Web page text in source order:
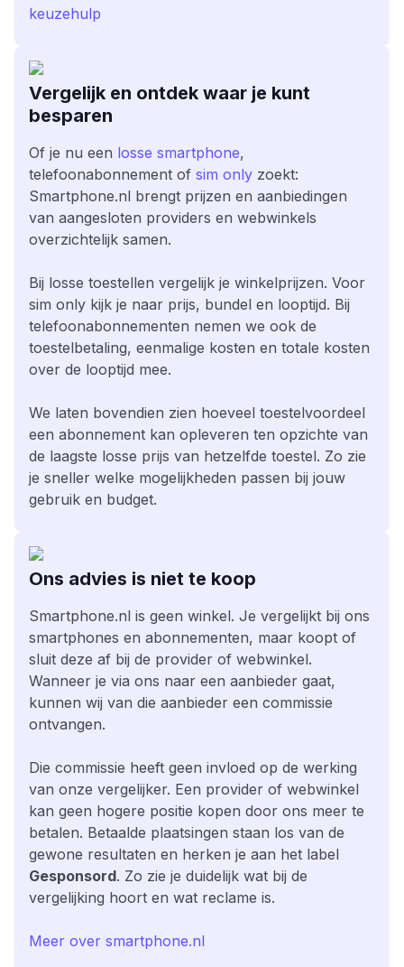
keuzehulp
Vergelijk en ontdek waar je kunt
besparen
Of je nu een losse smartphone,
telefoonabonnement of sim only zoekt:
Smartphone.nl brengt prijzen en aanbiedingen
van aangesloten providers en webwinkels
overzichtelijk samen.
Bij losse toestellen vergelijk je winkelprijzen. Voor
sim only kijk je naar prijs, bundel en looptijd. Bij
telefoonabonnementen nemen we ook de
toestelbetaling, eenmalige kosten en totale kosten
over de looptijd mee.
We laten bovendien zien hoeveel toestelvoordeel
een abonnement kan opleveren ten opzichte van
de laagste losse prijs van hetzelfde toestel. Zo zie
je sneller welke mogelijkheden passen bij jouw
gebruik en budget.
Ons advies is niet te koop
Smartphone.nl is geen winkel. Je vergelijkt bij ons
smartphones en abonnementen, maar koopt of
sluit deze af bij de provider of webwinkel.
Wanneer je via ons naar een aanbieder gaat,
kunnen wij van die aanbieder een commissie
ontvangen.
Die commissie heeft geen invloed op de werking
van onze vergelijker. Een provider of webwinkel
kan geen hogere positie kopen door ons meer te
betalen. Betaalde plaatsingen staan los van de
gewone resultaten en herken je aan het label
Gesponsord. Zo zie je duidelijk wat bij de
vergelijking hoort en wat reclame is.
Meer over smartphone.nl